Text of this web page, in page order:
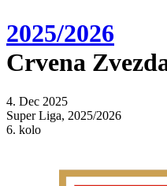
2025/2026
Crvena
4. Dec 2025
Super Liga, 2025/2026
6. kolo